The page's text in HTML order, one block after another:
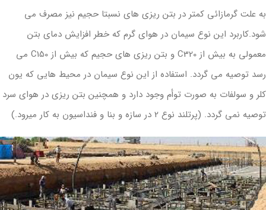
ارتباط با ما
به علت گرمازائی کمتر در بتن ریزی های نسبتا حجیم نیز مصرف می
شود.کاربرد این نوع سیمان در هوای گرم که خطر افزایش دمای بتن
معمولی به بیش از C320 و بتن ریزی های حجیم که بیش از C150 می
رسد توصیه می گردد. استفاده از این نوع سیمان در محیط هایی که یون
کلر و سولفات به صورت توأم وجود دارد و همچنین بتن ریزی در هوای سرد
توصیه نمی گردد. (پرتلند نوع 2 در سازه و بنا و فنداسیون به کار میرود.)